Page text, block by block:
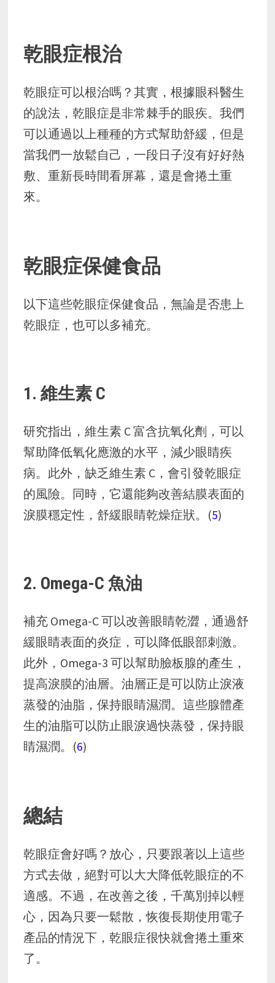
乾眼症根治
乾眼症可以根治嗎？其實，根據眼科醫生
的說法，乾眼症是非常棘手的眼疾。我們
可以通過以上種種的方式幫助舒緩，但是
當我們一放鬆自己，一段日子沒有好好熱
敷、重新長時間看屏幕，還是會捲土重
來。
乾眼症保健食品
以下這些乾眼症保健食品，無論是否患上
乾眼症，也可以多補充。
1. 維生素 C
研究指出，維生素 C 富含抗氧化劑，可以
幫助降低氧化應激的水平，減少眼睛疾
病。此外，缺乏維生素 C，會引發乾眼症
的風險。同時，它還能夠改善結膜表面的
淚膜穩定性，舒緩眼睛乾燥症狀。(5)
2. Omega-C 魚油
補充 Omega-C 可以改善眼睛乾澀，通過舒
緩眼睛表面的炎症，可以降低眼部刺激。
此外，Omega-3 可以幫助臉板腺的產生，
提高淚膜的油層。油層正是可以防止淚液
蒸發的油脂，保持眼睛濕潤。這些腺體產
生的油脂可以防止眼淚過快蒸發，保持眼
睛濕潤。(6)
總結
乾眼症會好嗎？放心，只要跟著以上這些
方式去做，絕對可以大大降低乾眼症的不
適感。不過，在改善之後，千萬別掉以輕
心，因為只要一鬆散，恢復長期使用電子
產品的情況下，乾眼症很快就會捲土重來
了。